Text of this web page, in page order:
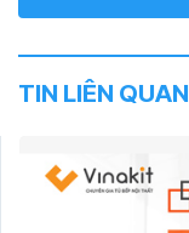
TIN LIÊN QUAN